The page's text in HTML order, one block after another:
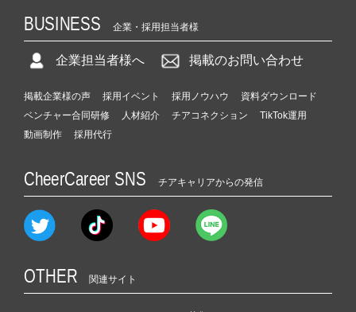
BUSINESS 企業・採用担当者様
企業担当者様へ 掲載のお問い合わせ
掲載企業様の声 採用イベント 採用ノウハウ
資料ダウンロード
ベンチャー合同研修
人材紹介 チアコネクション
TikTok運用
動画制作
採用代行
CheerCareer SNS チアキャリアからの発信
OTHER 関連サイト